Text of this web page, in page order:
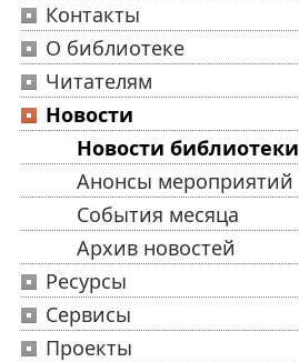
Контакты
О библиотеке
Читателям
Новости
Новости библиотеки
Анонсы мероприятий
События месяца
Архив новостей
Ресурсы
Сервисы
Проекты